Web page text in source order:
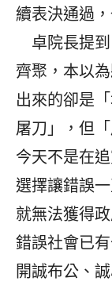
續表決通過
卓院長提到
齊聚，本以
出來的卻是
屠刀」，但
今天不是在
選擇讓錯誤
就無法獲得
錯誤社會已
開誠布公、